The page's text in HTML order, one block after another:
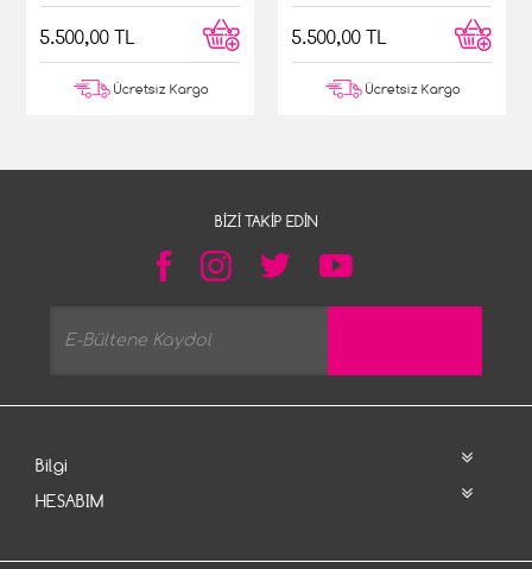
5.500,00 TL
Ücretsiz Kargo
5.500,00 TL
Ücretsiz Kargo
BIZI TAKIP EDIN
Bilgi
HESABIM